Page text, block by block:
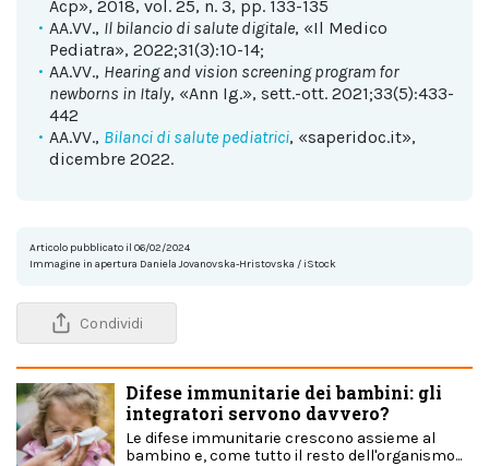
Acp», 2018, vol. 25, n. 3, pp. 133-135
AA.VV., Il bilancio di salute digitale, «Il Medico
Pediatra», 2022;31(3):10-14;
AA.VV., Hearing and vision screening program for
newborns in Italy, «Ann Ig.», sett.-ott. 2021;33(5):433-
442
AA.VV., Bilanci di salute pediatrici, «saperidoc.it»,
dicembre 2022.
Articolo pubblicato il 06/02/2024
Immagine in apertura Daniela Jovanovska-Hristovska / iStock
Condividi
Difese immunitarie dei bambini: gli
integratori servono davvero?
Le difese immunitarie crescono assieme al
bambino e, come tutto il resto dell'organismo...